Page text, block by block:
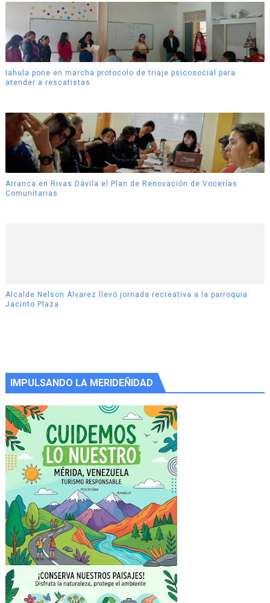
Iahula pone en marcha protocolo de triaje psicosocial para
atender a rescatistas
Arranca en Rivas Dávila el Plan de Renovación de Vocerías
Comunitarias
Alcalde Nelson Álvarez llevó jornada recreativa a la parroquia
Jacinto Plaza
IMPULSANDO LA MERIDEÑIDAD